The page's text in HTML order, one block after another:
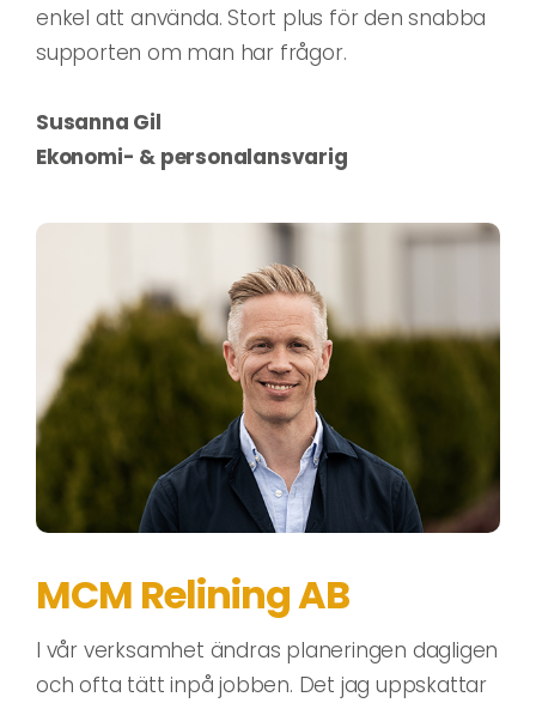
enkel att använda. Stort plus för den snabba
supporten om man har frågor.
Susanna Gil
Ekonomi- & personalansvarig
MCM Relining AB
I vår verksamhet ändras planeringen dagligen
och ofta tätt inpå jobben. Det jag uppskattar